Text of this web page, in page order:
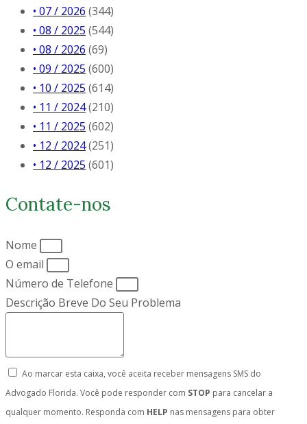
• 07 / 2026 (344)
• 08 / 2025 (544)
• 08 / 2026 (69)
• 09 / 2025 (600)
• 10 / 2025 (614)
• 11 / 2024(210)
• 11 / 2025 (602)
• 12 / 2024(251)
• 12 / 2025 (601)
Contate-nos
Nome
O email
Número de Telefone
Descrição Breve Do Seu Problema
Ao marcar esta caixa, você aceita receber mensagens SMS do
Advogado Florida. Você pode responder com STOP para cancelar a
qualquer momento. Responda com HELP nas mensagens para obter